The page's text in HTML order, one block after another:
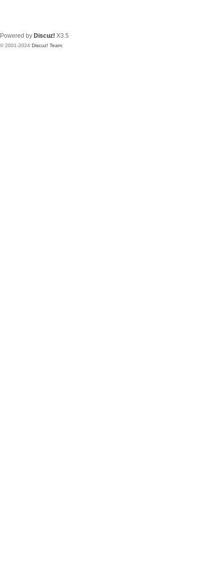
Powered by Discuz! X3.5
© 2001-2024 Discuz! Team